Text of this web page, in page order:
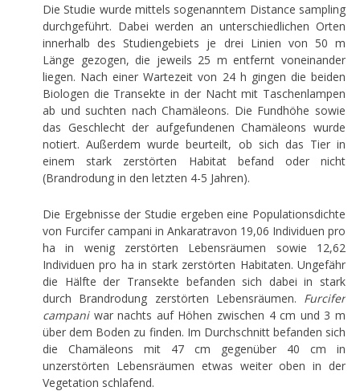
Die Studie wurde mittels sogenanntem Distance sampling
durchgeführt. Dabei werden an unterschiedlichen Orten
innerhalb des Studiengebiets je drei Linien von 50 m
Länge gezogen, die jeweils 25 m entfernt voneinander
liegen. Nach einer Wartezeit von 24 h gingen die beiden
Biologen die Transekte in der Nacht mit Taschenlampen
ab und suchten nach Chamäleons. Die Fundhöhe sowie
das Geschlecht der aufgefundenen Chamäleons wurde
notiert. Außerdem wurde beurteilt, ob sich das Tier in
einem stark zerstörten Habitat befand oder nicht
(Brandrodung in den letzten 4-5 Jahren).
Die Ergebnisse der Studie ergeben eine Populationsdichte
von Furcifer campani in Ankaratravon 19,06 Individuen pro
ha in wenig zerstörten Lebensräumen sowie 12,62
Individuen pro ha in stark zerstörten Habitaten. Ungefähr
die Hälfte der Transekte befanden sich dabei in stark
durch Brandrodung zerstörten Lebensräumen. Furcifer
campaniwar nachts auf Höhen zwischen 4 cm und 3 m
über dem Boden zu finden. Im Durchschnitt befanden sich
die Chamäleons mit 47 cm gegenüber 40 cm in
unzerstörten Lebensräumen etwas weiter oben in der
Vegetation schlafend.